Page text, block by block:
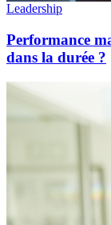
Leadership
Performance
dans la durée ?